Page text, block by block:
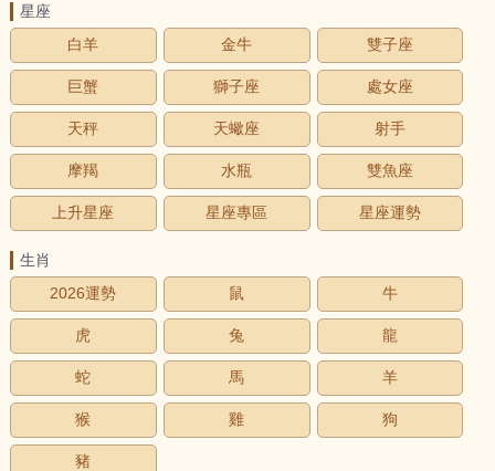
星座
白羊
金牛 雙子座
巨蟹 獅子座 處女座
天秤 天蠍座 射手
摩羯 水瓶 雙魚座
上升星座 星座專區 星座運勢
生肖
2026運勢
鼠 牛
虎 兔 龍
蛇 馬 羊
猴 雞 狗
豬